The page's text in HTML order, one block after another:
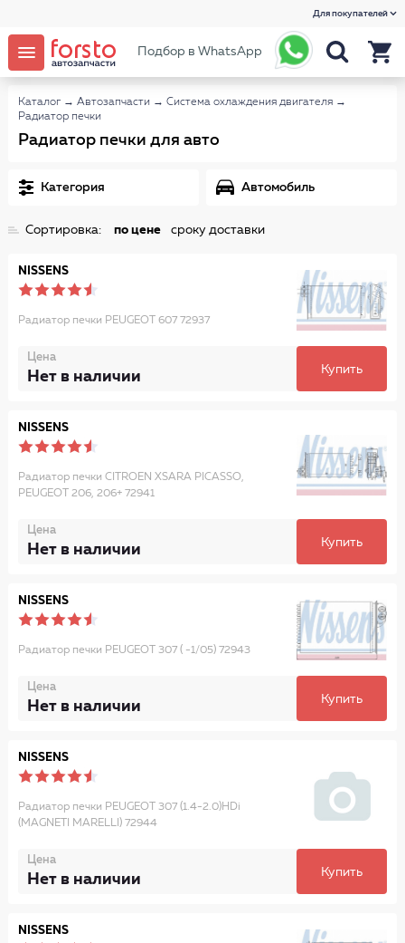
Для покупателей
Подбор в WhatsApp
Каталог → Автозапчасти → Система охлаждения двигателя →
Радиатор печки
Радиатор печки для авто
Категория Автомобиль
Сортировка: по цене сроку доставки
NISSENS
Радиатор печки PEUGEOT 607 72937
Цена
Нет в наличии Купить
NISSENS
Радиатор печки CITROEN XSARA PICASSO,
PEUGEOT 206, 206+ 72941
Цена
Нет в наличии Купить
NISSENS
Радиатор печки PEUGEOT 307 ( -1/05) 72943
Цена
Нет в наличии Купить
NISSENS
Радиатор печки PEUGEOT 307 (1.4-2.0)HDi
(MAGNETI MARELLI) 72944
Цена
Нет в наличии Купить
NISSENS